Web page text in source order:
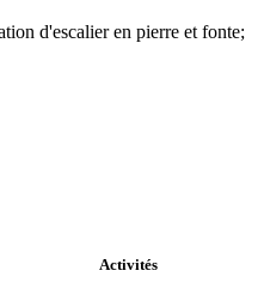
d'escalier en pierre et fonte;
Activités